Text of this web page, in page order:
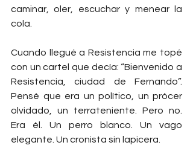
caminar, oler, escuchar y menear la
cola.
Cuando llegué a Resistencia me topé
con un cartel que decía: “Bienvenido a
Resistencia, ciudad de Fernando”.
Pensé que era un político, un prócer
olvidado, un terrateniente. Pero no.
Era él. Un perro blanco. Un vago
elegante. Un cronista sin lapicera.